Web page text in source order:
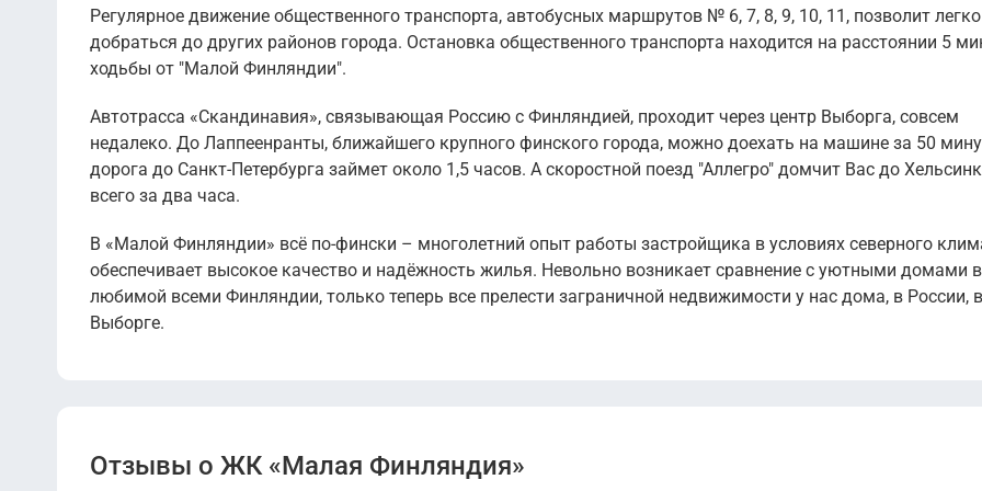
Регулярное движение общественного транспорта, автобусных маршрутов № 6, 7, 8, 9, 10, 11, позволит легко
добраться до других районов города. Остановка общественного транспорта находится на расстоянии 5
ходьбы от "Малой Финляндии".
Автотрасса «Скандинавия», связывающая Россию с Финляндией, проходит через центр Выборга, совсем
недалеко. До Лаппеенранты, ближайшего крупного финского города, можно доехать на машине за 50
дорога до Санкт-Петербурга займет около 1,5 часов. А скоростной поезд "Аллегро" домчит Вас до
всего за два часа.
В «Малой Финляндии» всё по-фински – многолетний опыт работы застройщика в условиях северного
обеспечивает высокое качество и надёжность жилья. Невольно возникает сравнение с уютными домами в
любимой всеми Финляндии, только теперь все прелести заграничной недвижимости у нас дома, в России, в
Выборге.
Отзывы о ЖК «Малая Финляндия»